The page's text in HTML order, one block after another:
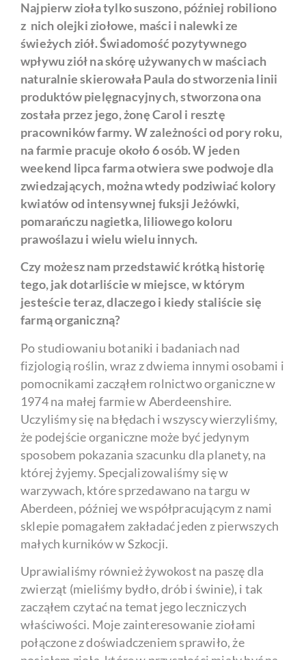
Najpierw zioła tylko suszono, później robiliono
z nich olejki ziołowe, maści i nalewki ze
świeżych ziół. Świadomość pozytywnego
wpływu ziół na skórę używanych w maściach
naturalnie skierowała Paula do stworzenia linii
produktów pielęgnacyjnych, stworzona ona
została przez jego, żonę Carol i resztę
pracowników farmy. W zależności od pory roku,
na farmie pracuje około 6 osób. W jeden
weekend lipca farma otwiera swe podwoje dla
zwiedzających, można wtedy podziwiać kolory
kwiatów od intensywnej fuksji Jeżówki,
pomarańczu nagietka, liliowego koloru
prawoślazu i wielu wielu innych.
Czy możesz nam przedstawić krótką historię
tego, jak dotarliście w miejsce, w którym
jesteście teraz, dlaczego i kiedy staliście się
farmą organiczną?
Po studiowaniu botaniki i badaniach nad
fizjologią roślin, wraz z dwiema innymi osobami i
pomocnikami zacząłem rolnictwo organiczne w
1974 na małej farmie w Aberdeenshire.
Uczyliśmy się na błędach i wszyscy wierzyliśmy,
że podejście organiczne może być jedynym
sposobem pokazania szacunku dla planety, na
której żyjemy. Specjalizowaliśmy się w
warzywach, które sprzedawano na targu w
Aberdeen, później we współpracującym z nami
sklepie pomagałem zakładać jeden z pierwszych
małych kurników w Szkocji.
Uprawialiśmy również żywokost na paszę dla
zwierząt (mieliśmy bydło, drób i świnie), i tak
zacząłem czytać na temat jego leczniczych
właściwości. Moje zainteresowanie ziołami
połączone z doświadczeniem sprawiło, że